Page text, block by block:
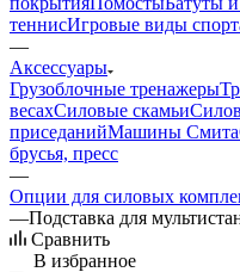
теннисИгровые виды
—
Аксессуары
Грузоблочные тренажеры
весахСиловые скамьи
приседанийМашины Смита
брусья, пресс
—
Опции для силовых
—Подставка для
Сравнить
В избранное